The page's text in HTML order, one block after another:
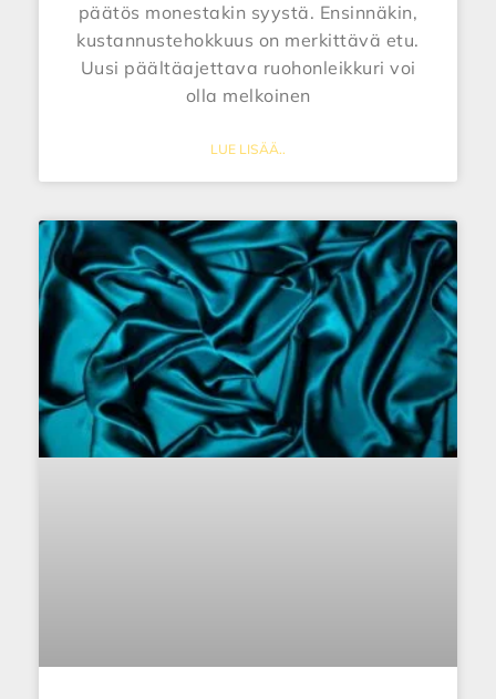
päätös monestakin syystä. Ensinnäkin,
kustannustehokkuus on merkittävä etu.
Uusi päältäajettava ruohonleikkuri voi
olla melkoinen
LUE LISÄÄ..